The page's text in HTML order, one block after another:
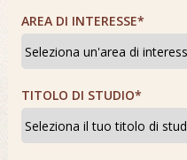
AREA DI INTERESSE*
TITOLO DI STUDIO*